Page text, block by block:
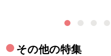
その他の特集